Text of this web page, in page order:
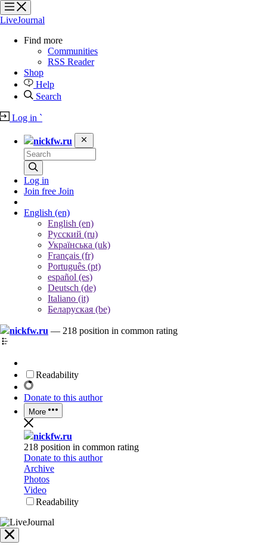
?
?
?
?
LiveJournal
Find more
Communities
RSS Reader
Shop
Help
Search
Log in `
nickfw.ru
Log in
Join free Join
English (en)
English (en)
Русский (ru)
Українська (uk)
Français (fr)
Português (pt)
español (es)
Deutsch (de)
Italiano (it)
Беларуская (be)
nickfw.ru — 218 position in common rating
Readability
Donate to this author
More
nickfw.ru
218 position in common rating
Donate to this author
Archive
Photos
Video
Readability